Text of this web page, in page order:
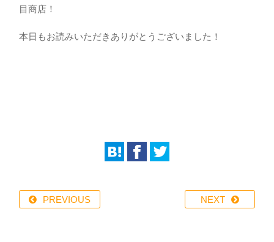
目商店！
本日もお読みいただきありがとうございました！
PREVIOUS NEXT